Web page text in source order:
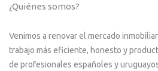
¿Quiénes somos?
Venimos a renovar el mercado
trabajo más eficiente, honesto y
de profesionales españoles y